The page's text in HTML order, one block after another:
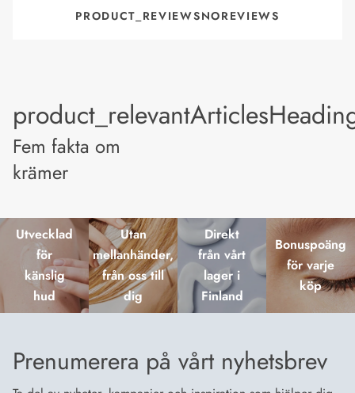
PRODUCT_REVIEWSNOREVIEWS
Fem fakta om
krämer
Utvecklad
för
känslig
hud
Utan
mellanhänder,
från oss till
dig
Direkt
från vårt
lager i
Finland
Bonuspoäng
för varje
köp
Prenumerera på vårt nyhetsbrev